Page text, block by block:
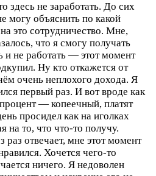
здесь не заработать. До сих
могу объяснить по какой
это сотрудничество. Мне,
что я смогу получать
и не работать — этот момент
Ну кто откажется от
очень неплохого дохода. Я
первый раз. И вот вроде как
— копеечный, платят
просидел как на иголках
на то, что что-то получу.
раз отвечает, мне этот момент
Хочется чего-то
ничего. Я недоволен